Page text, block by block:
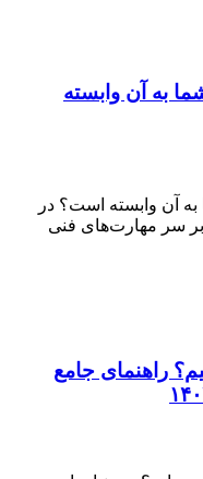
به آن وابسته
آن وابسته است؟ در
بر سر مهارت‌های فنی
راهنمای جامع